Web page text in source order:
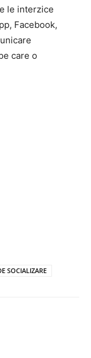
le interzice
Facebook,
care o
SOCIALIZARE